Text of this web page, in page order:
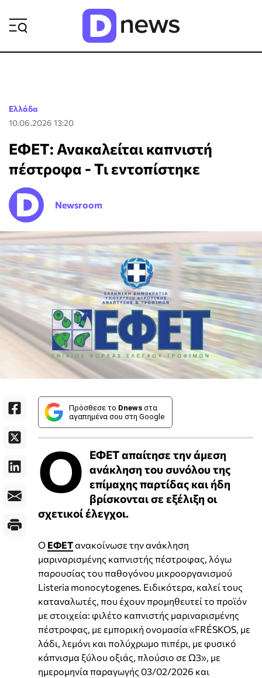
Ελλάδα
10.06.2026 13:20
ΕΦΕΤ: Ανακαλείται καπνιστή
πέστροφα - Τι εντοπίστηκε
Newsroom
Πρόσθεσε το Dnews στα
αγαπημένα σου στη Google
Ο ΕΦΕΤ απαίτησε την άμεση
ανάκληση του συνόλου της
επίμαχης παρτίδας και ήδη
βρίσκονται σε εξέλιξη οι
σχετικοί έλεγχοι.
Ο ΕΦΕΤανακοίνωσε την ανάκληση
μαριναρισμένης καπνιστής πέστροφας, λόγω
παρουσίας του παθογόνου μικροοργανισμού
Listeria monocytogenes. Ειδικότερα, καλεί τους
καταναλωτές, που έχουν προμηθευτεί το προϊόν
με στοιχεία: φιλέτο καπνιστής μαριναρισμένης
πέστροφας, με εμπορική ονομασία «FRÉSKOS, με
λάδι, λεμόνι και πολύχρωμο πιπέρι, με φυσικό
κάπνισμα ξύλου οξιάς, πλούσιο σε Ω3», με
ημερομηνία παραγωγής 03/02/2026 και